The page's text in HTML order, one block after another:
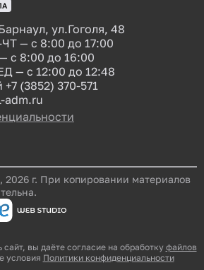
ул.Гоголя, 48
— с 8:00 до 17:00
с 8:00 до 16:00
— с 12:00 до 12:48
+7 (3852) 370-571
adm.ru
г. При копировании материалов
вы даёте согласие на обработку файлов
условия Политики конфиденциальности